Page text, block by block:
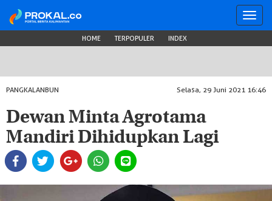
HOME TERPOPULER INDEX
PANGKALANBUN Selasa, 29 Juni 2021 16:46
Dewan Minta Agrotama
Mandiri Dihidupkan Lagi